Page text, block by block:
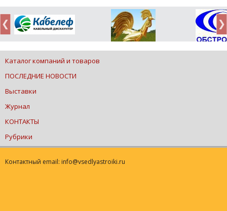
Каталог компаний и товаров
ПОСЛЕДНИЕ НОВОСТИ
Выставки
Журнал
КОНТАКТЫ
Рубрики
Контактный email: info@vsedlyastroiki.ru